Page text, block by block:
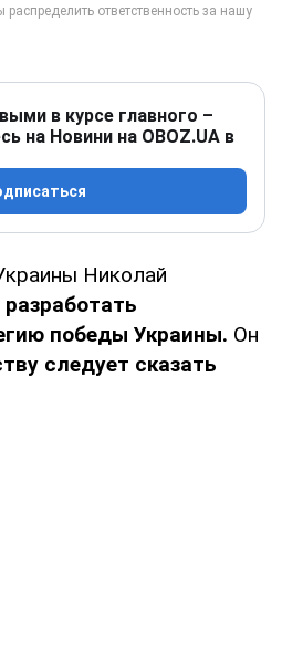
в курсе главного –
на Новини на OBOZ.UA в
Николай
победы Украины. Он
следует сказать